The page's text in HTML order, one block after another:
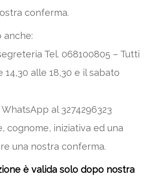
conferma.
anche:
Tel. 068100805 – Tutti
alle 18,30 e il sabato
al 3274296323
cognome, iniziativa ed una
una nostra conferma.
è valida solo dopo nostra